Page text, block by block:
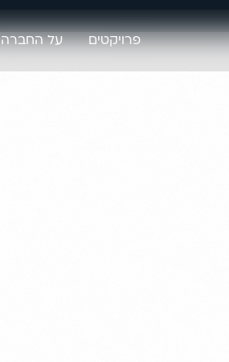
על החברה פרויקטים